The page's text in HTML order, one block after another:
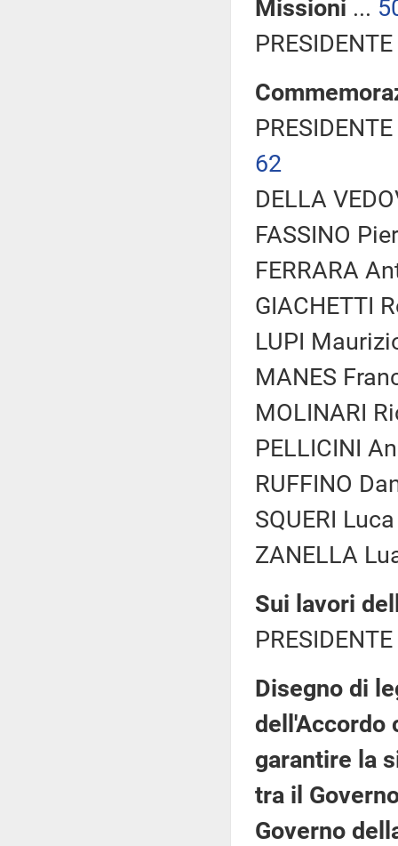
Missioni ...
62
DELLA
FASSINO
FERRARA
GIACHETTI
LUPI
MANES
MOLINARI
PELLICINI
RUFFINO
SQUERI
ZANELLA
Sui lavori
Disegno di
dell'Accordo
garantire la
tra il
Governo